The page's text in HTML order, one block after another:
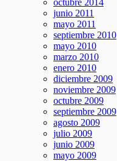
octubre 2014
junio 2011
mayo 2011
septiembre 2010
mayo 2010
marzo 2010
enero 2010
diciembre 2009
noviembre 2009
octubre 2009
septiembre 2009
agosto 2009
julio 2009
junio 2009
mayo 2009